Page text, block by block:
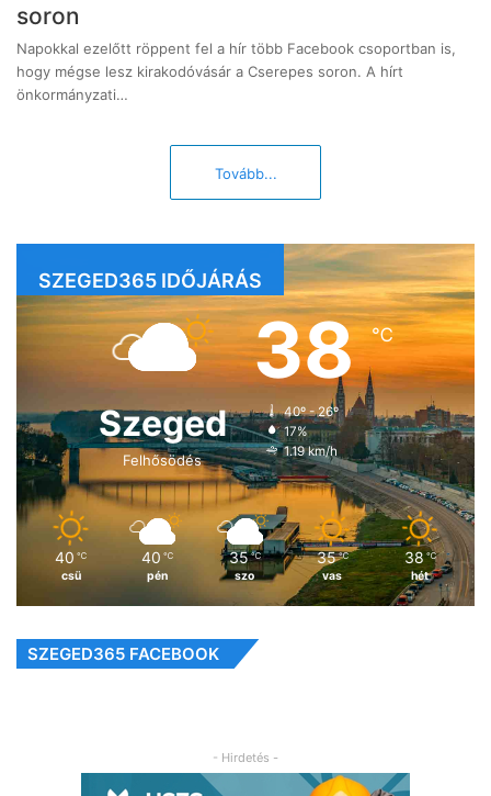
soron
Napokkal ezelőtt röppent fel a hír több Facebook csoportban is,
hogy mégse lesz kirakodóvásár a Cserepes soron. A hírt
önkormányzati…
Tovább...
SZEGED365 IDŐJÁRÁS
Szeged
Felhősödés
38℃
40º - 26º
17%
1.19 km/h
40 ℃
csü
40 ℃
pén
35 ℃
szo
35 ℃
vas
38 ℃
hét
SZEGED365 FACEBOOK
- Hirdetés -